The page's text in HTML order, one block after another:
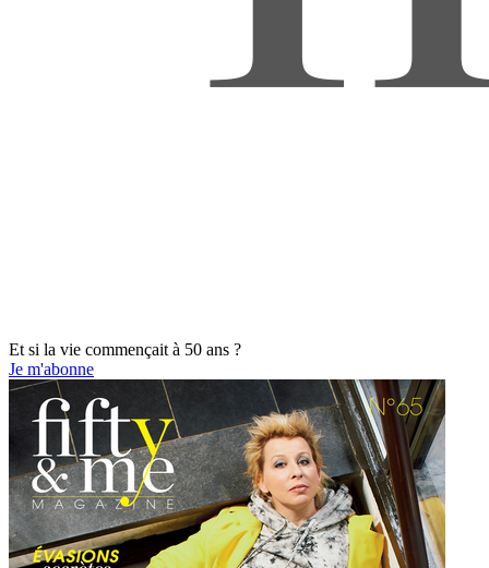
Et si la vie commençait à 50 ans ?
Je m'abonne